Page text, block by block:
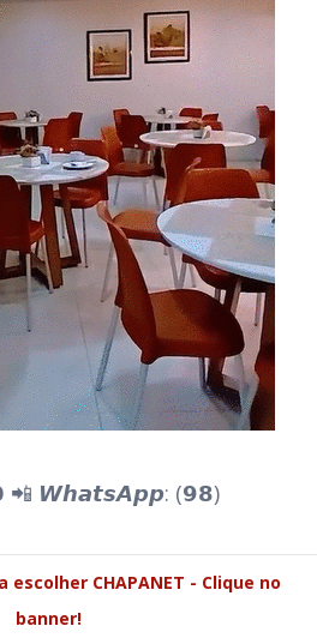
📲 𝙒𝙝𝙖𝙩𝙨𝘼𝙥𝙥: (𝟵𝟴)
CHAPANET - Clique no
banner!